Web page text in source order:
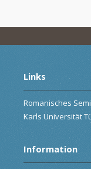
Links
Romanisches
Karls Universität
Information